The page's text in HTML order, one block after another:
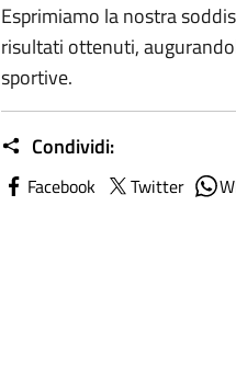
Esprimiamo la nostra
risultati ottenuti,
sportive.
Condividi:
Facebook Twitter